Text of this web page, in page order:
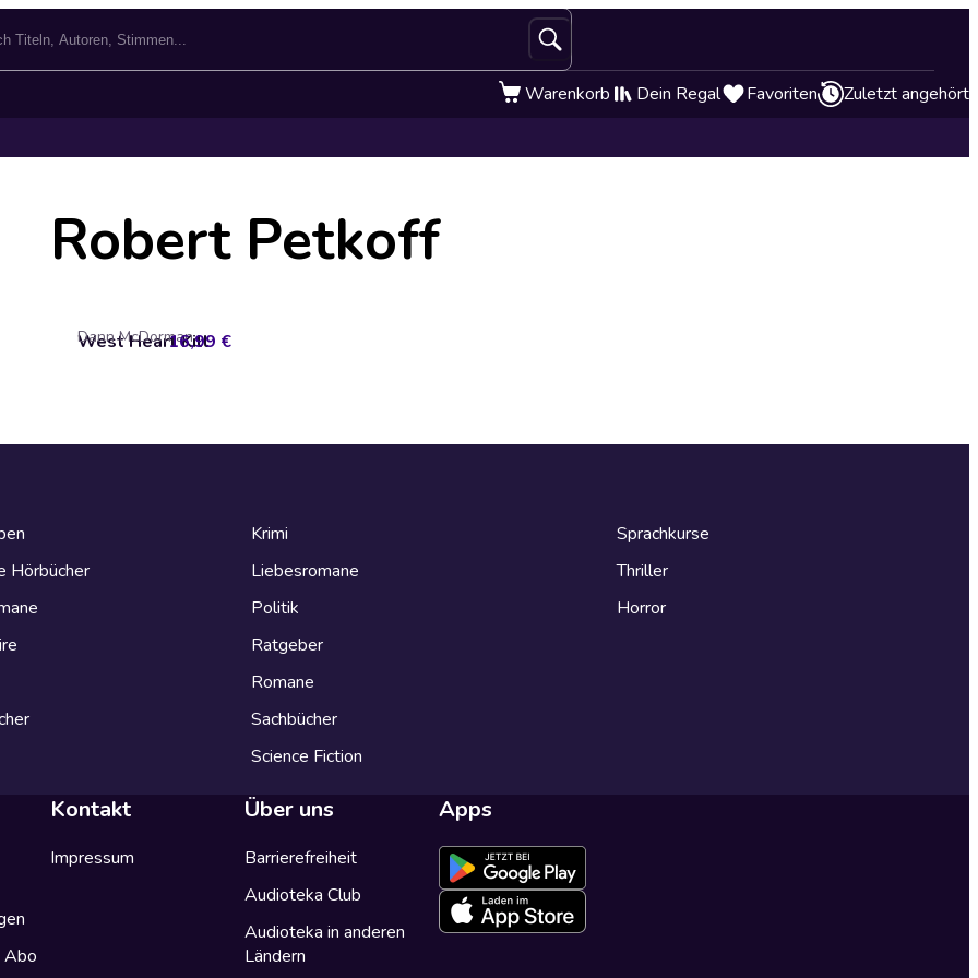
Warenkorb Dein Regal Favoriten Zuletzt angehört
Robert Petkoff
West Heart Kill
Dann McDorman16,99 €
Hörbücher
Krimi
Liebesromane
Politik
Ratgeber
Romane
Sachbücher
Science Fiction
Sprachkurse
Thriller
Horror
Abo
Kontakt
Impressum
Über uns
Barrierefreiheit
Audioteka Club
Audioteka in anderen
Ländern
Apps